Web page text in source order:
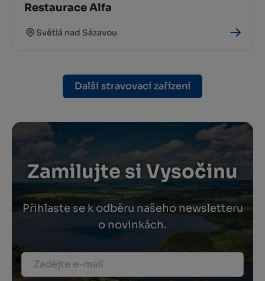
Restaurace Alfa
Světlá nad Sázavou
Další stravovací zařízení
Zamilujte si Vysočinu
Přihlaste se k odběru našeho newsletteru
o novinkách.